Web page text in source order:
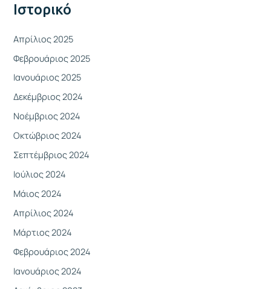
ιΙστορικό
Απρίλιος 2025
Φεβρουάριος 2025
Ιανουάριος 2025
Δεκέμβριος 2024
Νοέμβριος 2024
Οκτώβριος 2024
Σεπτέμβριος 2024
Ιούλιος 2024
Μάιος 2024
Απρίλιος 2024
Μάρτιος 2024
Φεβρουάριος 2024
Ιανουάριος 2024